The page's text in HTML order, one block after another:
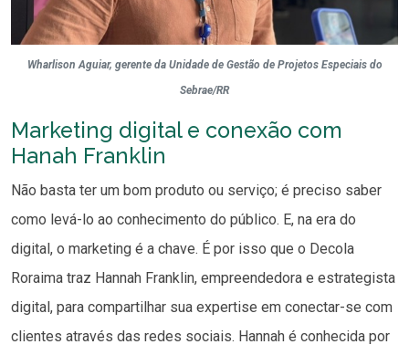
Wharlison Aguiar, gerente da Unidade de Gestão de Projetos Especiais do
Sebrae/RR
Marketing digital e conexão com
Hanah Franklin
Não basta ter um bom produto ou serviço; é preciso saber
como levá-lo ao conhecimento do público. E, na era do
digital, o marketing é a chave. É por isso que o Decola
Roraima traz Hannah Franklin, empreendedora e estrategista
digital, para compartilhar sua expertise em conectar-se com
clientes através das redes sociais. Hannah é conhecida por